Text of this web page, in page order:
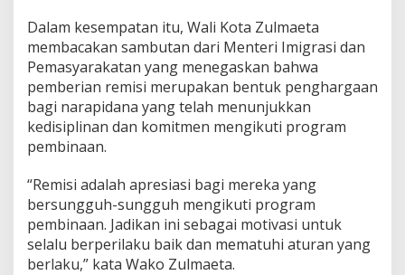
i
P
e
n
y
e
r
a
n
R
e
m
i
Dalam kesempatan itu, Wali Kota Zulmaeta
membacakan sambutan dari Menteri Imigrasi dan
Pemasyarakatan yang menegaskan bahwa
pemberian remisi merupakan bentuk penghargaan
bagi narapidana yang telah menunjukkan
kedisiplinan dan komitmen mengikuti program
pembinaan.
“Remisi adalah apresiasi bagi mereka yang
bersungguh-sungguh mengikuti program
pembinaan. Jadikan ini sebagai motivasi untuk
selalu berperilaku baik dan mematuhi aturan yang
berlaku,” kata Wako Zulmaeta.